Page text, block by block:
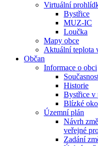
Virtuální
Bystřice
MUZ-IC
Loučka
Mapy obce
Aktuální teplota
Občan
Informace o obci
Historie
Bystřice v
Blízké
Územní plán
Návrh
veřejné
Zadání